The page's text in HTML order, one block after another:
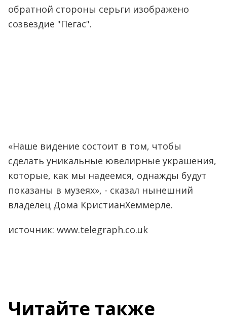
обратной стороны серьги изображено
созвездие "Пегас".
«Наше видение состоит в том, чтобы
сделать уникальные ювелирные украшения,
которые, как мы надеемся, однажды будут
показаны в музеях», - сказал нынешний
владелец Дома КристианХеммерле.
источник: www.telegraph.co.uk
Читайте также